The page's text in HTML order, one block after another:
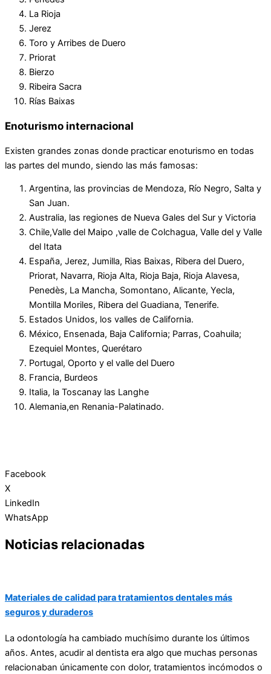
La Rioja
Jerez
Toro y Arribes de Duero
Priorat
Bierzo
Ribeira Sacra
Rías Baixas
Enoturismo internacional
Existen grandes zonas donde practicar enoturismo en todas
las partes del mundo, siendo las más famosas:
Argentina, las provincias de Mendoza, Río Negro, Salta y
San Juan.
Australia, las regiones de Nueva Gales del Sur y Victoria
Chile,Valle del Maipo ,valle de Colchagua, Valle del y Valle
del Itata
España, Jerez, Jumilla, Rias Baixas, Ribera del Duero,
Priorat, Navarra, Rioja Alta, Rioja Baja, Rioja Alavesa,
Penedès, La Mancha, Somontano, Alicante, Yecla,
Montilla Moriles, Ribera del Guadiana, Tenerife.
Estados Unidos, los valles de California.
México, Ensenada, Baja California; Parras, Coahuila;
Ezequiel Montes, Querétaro
Portugal, Oporto y el valle del Duero
Francia, Burdeos
Italia, la Toscanay las Langhe
Alemania,en Renania-Palatinado.
Facebook
X
LinkedIn
WhatsApp
Noticias relacionadas
Materiales de calidad para tratamientos dentales más
seguros y duraderos
La odontología ha cambiado muchísimo durante los últimos
años. Antes, acudir al dentista era algo que muchas personas
relacionaban únicamente con dolor, tratamientos incómodos o